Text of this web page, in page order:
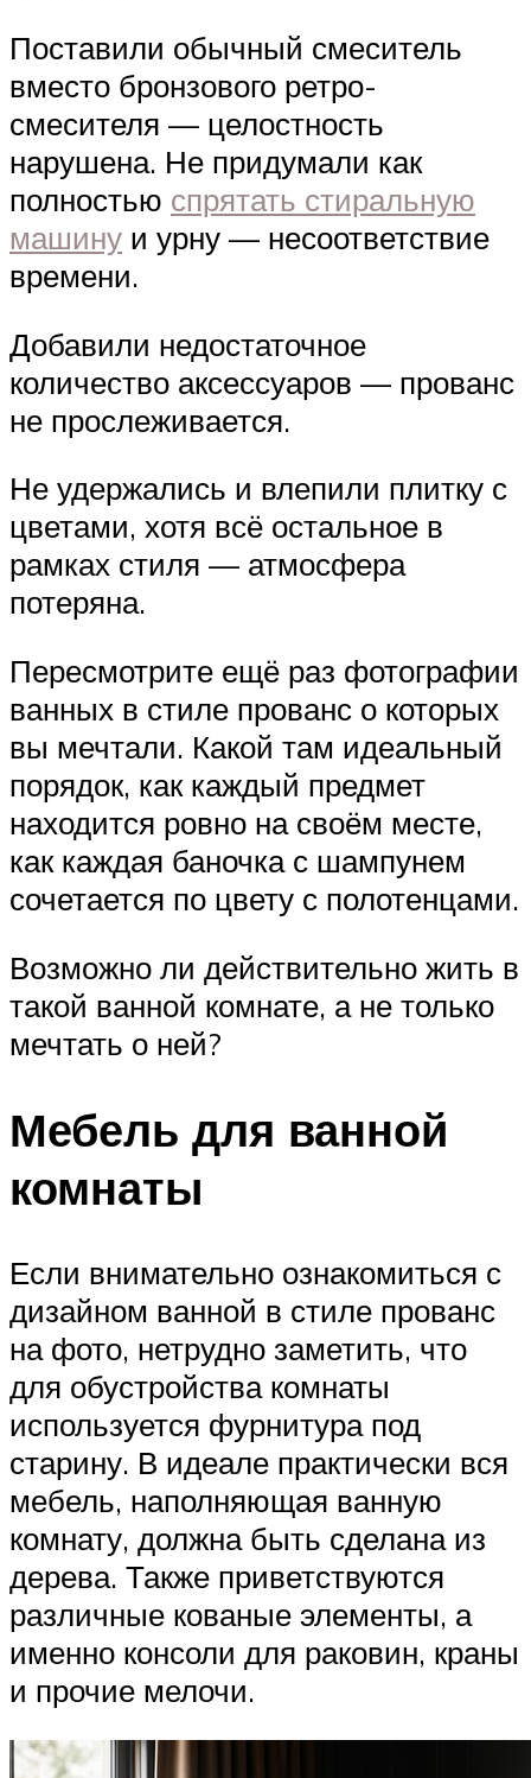
Поставили обычный смеситель
вместо бронзового ретро-
смесителя — целостность
нарушена. Не придумали как
полностью спрятать стиральную
машину и урну — несоответствие
времени.
Добавили недостаточное
количество аксессуаров — прованс
не прослеживается.
Не удержались и влепили плитку с
цветами, хотя всё остальное в
рамках стиля — атмосфера
потеряна.
Пересмотрите ещё раз фотографии
ванных в стиле прованс о которых
вы мечтали. Какой там идеальный
порядок, как каждый предмет
находится ровно на своём месте,
как каждая баночка с шампунем
сочетается по цвету с полотенцами.
Возможно ли действительно жить в
такой ванной комнате, а не только
мечтать о ней?
Мебель для ванной
комнаты
Если внимательно ознакомиться с
дизайном ванной в стиле прованс
на фото, нетрудно заметить, что
для обустройства комнаты
используется фурнитура под
старину. В идеале практически вся
мебель, наполняющая ванную
комнату, должна быть сделана из
дерева. Также приветствуются
различные кованые элементы, а
именно консоли для раковин, краны
и прочие мелочи.